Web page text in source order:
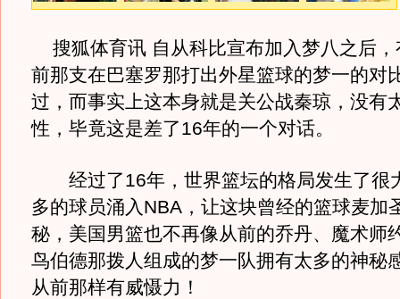
搜狐体育讯 自从科比宣布加入梦八之后，
前那支在巴塞罗那打出外星篮球的梦一的对
过，而事实上这本身就是关公战秦琼，没有
性，毕竟这是差了16年的一个对话。
经过了16年，世界篮坛的格局发生了很
多的球员涌入NBA，让这块曾经的篮球麦加
秘，美国男篮也不再像从前的乔丹、魔术师
鸟伯德那拨人组成的梦一队拥有太多的神秘
从前那样有威慑力！